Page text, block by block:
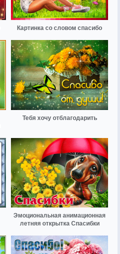
Картинка со словом спасибо
Тебя хочу отблагодарить
Эмоциональная анимационная
летняя открытка Спасибки